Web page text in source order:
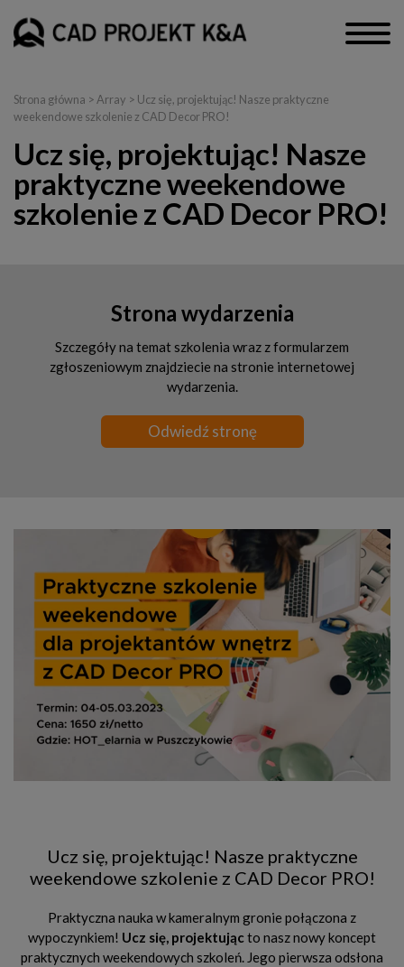
Strona główna > Array > Ucz się, projektując! Nasze praktyczne
weekendowe szkolenie z CAD Decor PRO!
Ucz się, projektując! Nasze
praktyczne weekendowe
szkolenie z CAD Decor PRO!
Strona wydarzenia
Szczegóły na temat szkolenia wraz z formularzem
zgłoszeniowym znajdziecie na stronie internetowej
wydarzenia.
Odwiedź stronę
Ucz się, projektując! Nasze praktyczne
weekendowe szkolenie z CAD Decor PRO!
Praktyczna nauka w kameralnym gronie połączona z
wypoczynkiem! Ucz się, projektującto nasz nowy koncept
praktycznych weekendowych szkoleń. Jego pierwsza odsłona